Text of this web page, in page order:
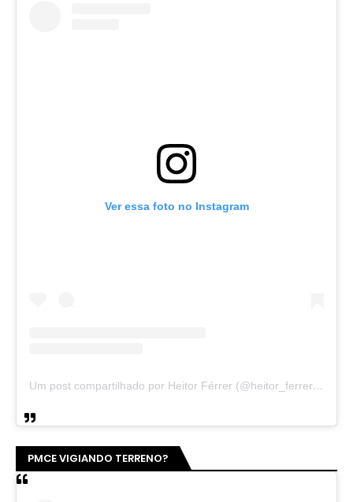
Ver essa foto no Instagram
Um post compartilhado por Heitor Férrer (@heitor_ferrer77)
PMCE VIGIANDO TERRENO?